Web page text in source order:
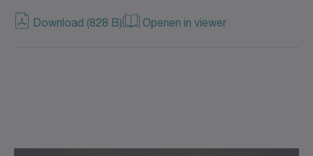
Download (828 B) Openen in viewer